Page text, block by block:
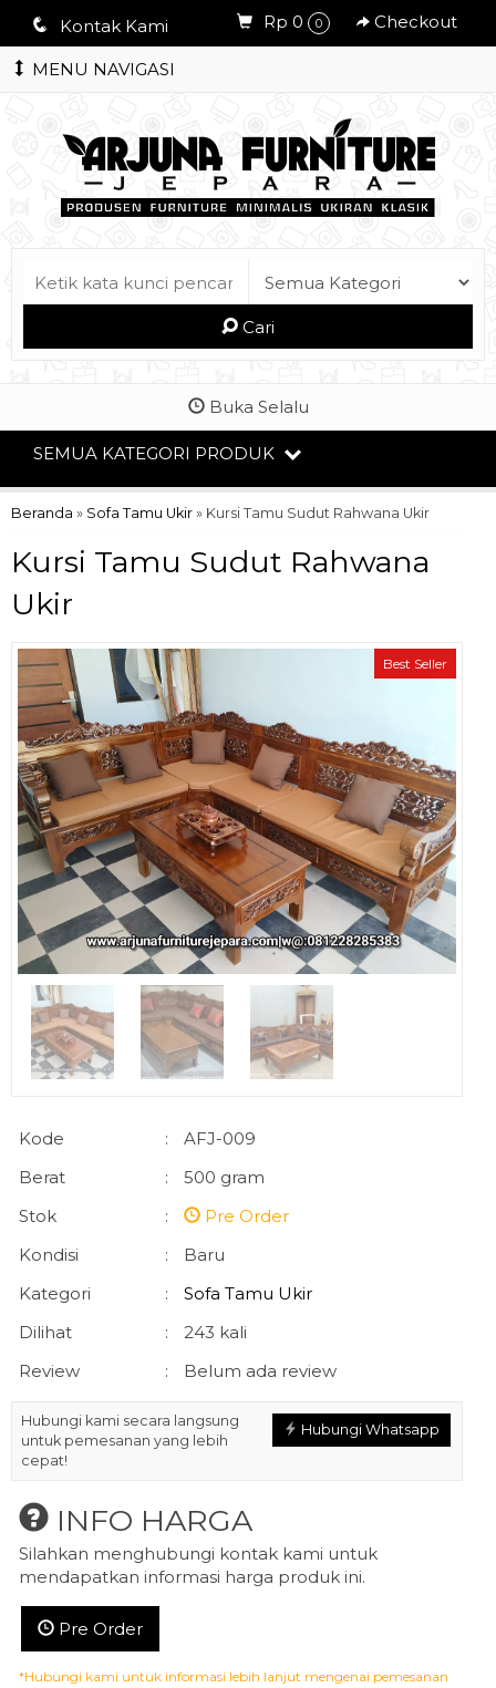
q Kontak Kami Rp 0 0 Checkout
MENU NAVIGASI
Cari
Buka Selalu
SEMUA KATEGORI PRODUK
Beranda » Sofa Tamu Ukir » Kursi Tamu Sudut Rahwana Ukir
Kursi Tamu Sudut Rahwana
Ukir
Best Seller
Kode :
AFJ-009
Berat
:
500 gram
Stok
:
Pre Order
Kondisi
:
Baru
Kategori
:
Sofa Tamu Ukir
Dilihat
:
243 kali
Review
: Belum ada review
Hubungi Whatsapp
Hubungi kami secara langsung
untuk pemesanan yang lebih
cepat!
INFO HARGA
Silahkan menghubungi kontak kami untuk
mendapatkan informasi harga produk ini.
Pre Order
*Hubungi kami untuk informasi lebih lanjut mengenai pemesanan